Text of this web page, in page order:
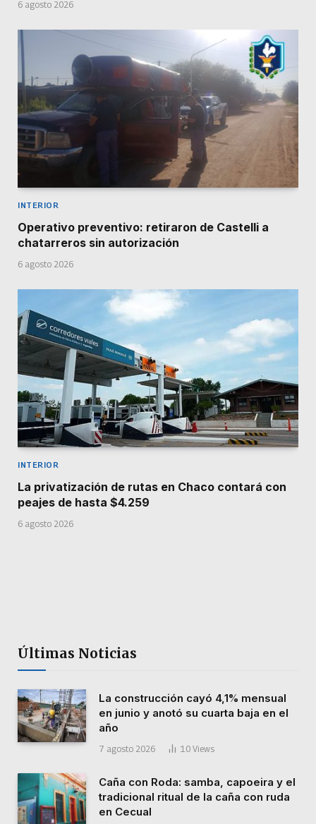
6 agosto 2026
INTERIOR
Operativo preventivo: retiraron de Castelli a
chatarreros sin autorización
6 agosto 2026
INTERIOR
La privatización de rutas en Chaco contará con
peajes de hasta $4.259
6 agosto 2026
Últimas Noticias
La construcción cayó 4,1% mensual
en junio y anotó su cuarta baja en el
año
7 agosto 2026 10 Views
Caña con Roda: samba, capoeira y el
tradicional ritual de la caña con ruda
en Cecual